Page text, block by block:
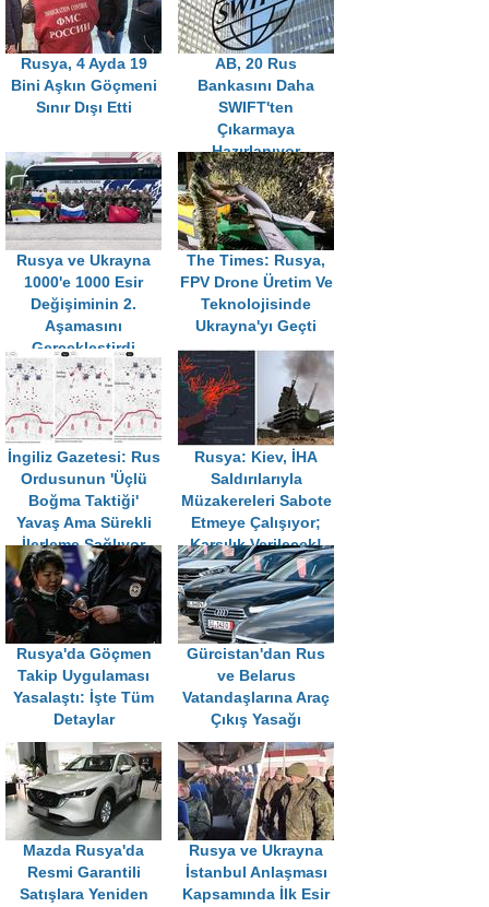
Rusya, 4 Ayda 19
Bini Aşkın Göçmeni
Sınır Dışı Etti
AB, 20 Rus
Bankasını Daha
SWIFT'ten
Çıkarmaya
Hazırlanıyor
Rusya ve Ukrayna
1000'e 1000 Esir
Değişiminin 2.
Aşamasını
Gerçekleştirdi
The Times: Rusya,
FPV Drone Üretim Ve
Teknolojisinde
Ukrayna'yı Geçti
İngiliz Gazetesi: Rus
Ordusunun 'Üçlü
Boğma Taktiği'
Yavaş Ama Sürekli
İlerleme Sağlıyor
Rusya: Kiev, İHA
Saldırılarıyla
Müzakereleri Sabote
Etmeye Çalışıyor;
Karşılık Verilecek!
Rusya'da Göçmen
Takip Uygulaması
Yasalaştı: İşte Tüm
Detaylar
Gürcistan'dan Rus
ve Belarus
Vatandaşlarına Araç
Çıkış Yasağı
Mazda Rusya'da
Resmi Garantili
Satışlara Yeniden
Rusya ve Ukrayna
İstanbul Anlaşması
Kapsamında İlk Esir